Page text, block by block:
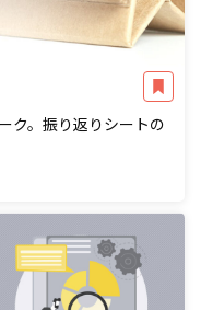
ク。振り返りシートの